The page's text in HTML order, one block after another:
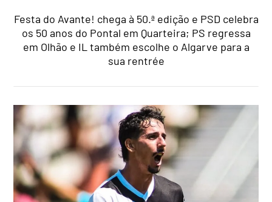
Festa do Avante! chega à 50.ª edição e PSD celebra
os 50 anos do Pontal em Quarteira; PS regressa
em Olhão e IL também escolhe o Algarve para a
sua rentrée